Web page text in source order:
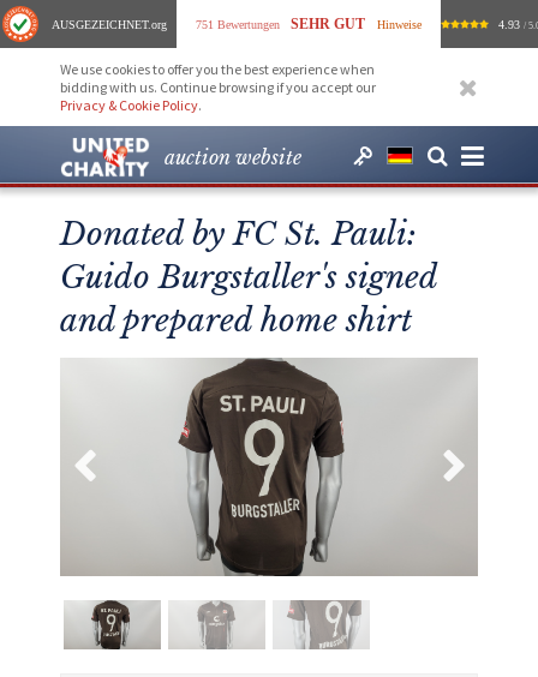
AUSGEZEICHNET.org 751 Bewertungen SEHR GUT Hinweise 4.93 /
We use cookies to offer you the best experience when
bidding with us. Continue browsing if you accept our
Privacy & Cookie Policy.
auction website
Donated by FC St. Pauli:
Guido Burgstaller's signed
and prepared home shirt